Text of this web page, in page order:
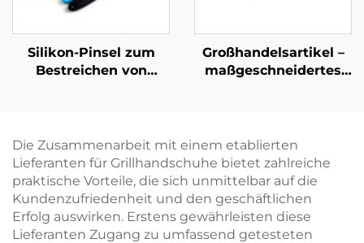
Silikon-Pinsel zum
Bestreichen von
langlebig,
wiederverwendbar
und umweltfreundlich;
zum Auftragen von Öl
oder Butter beim
Backen von Gebäck
Großhandelsartikel –
maßgeschneidertes
inklusive Grillzange,
Küchenmesser mit
Holzgriff, Spatel und
Gabel
Die Zusammenarbeit mit einem etablierten
Lieferanten für Grillhandschuhe bietet zahlreiche
praktische Vorteile, die sich unmittelbar auf die
Kundenzufriedenheit und den geschäftlichen
Erfolg auswirken. Erstens gewährleisten diese
Lieferanten Zugang zu umfassend getesteten